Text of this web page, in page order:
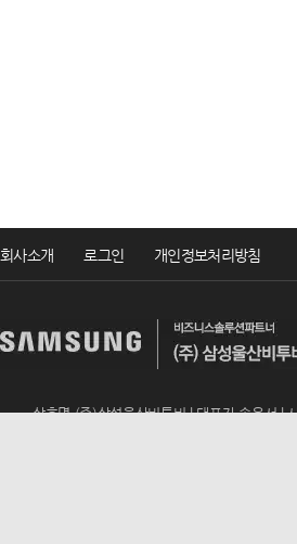
회사소개 로그인 개인정보처리방침
상호명 (주)삼성울산비투비 | 대표자 송윤